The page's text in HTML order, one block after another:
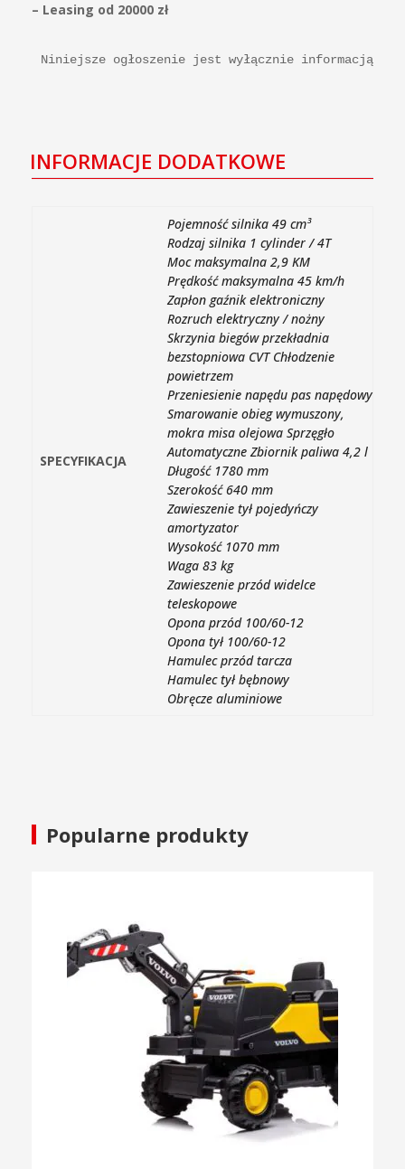
– Leasing od 20000 zł
Niniejsze ogłoszenie jest wyłącznie informacją
INFORMACJE DODATKOWE
SPECYFIKACJA
Pojemność silnika 49 cm³
Rodzaj silnika 1 cylinder / 4T
Moc maksymalna 2,9 KM
Prędkość maksymalna 45 km/h
Zapłon gaźnik elektroniczny
Rozruch elektryczny / nożny
Skrzynia biegów przekładnia
bezstopniowa CVT Chłodzenie
powietrzem
Przeniesienie napędu pas napędowy
Smarowanie obieg wymuszony,
mokra misa olejowa Sprzęgło
Automatyczne Zbiornik paliwa 4,2 l
Długość 1780 mm
Szerokość 640 mm
Zawieszenie tył pojedyńczy
amortyzator
Wysokość 1070 mm
Waga 83 kg
Zawieszenie przód widelce
teleskopowe
Opona przód 100/60-12
Opona tył 100/60-12
Hamulec przód tarcza
Hamulec tył bębnowy
Obręcze aluminiowe
Popularne produkty